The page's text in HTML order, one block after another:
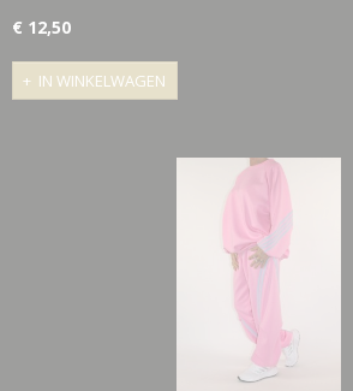
€ 12,50
IN WINKELWAGEN